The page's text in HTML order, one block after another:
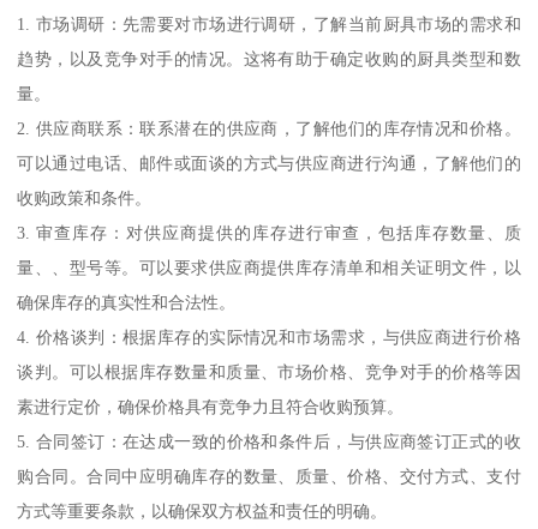
1. 市场调研：先需要对市场进行调研，了解当前厨具市场的需求和
趋势，以及竞争对手的情况。这将有助于确定收购的厨具类型和数
量。
2. 供应商联系：联系潜在的供应商，了解他们的库存情况和价格。
可以通过电话、邮件或面谈的方式与供应商进行沟通，了解他们的
收购政策和条件。
3. 审查库存：对供应商提供的库存进行审查，包括库存数量、质
量、、型号等。可以要求供应商提供库存清单和相关证明文件，以
确保库存的真实性和合法性。
4. 价格谈判：根据库存的实际情况和市场需求，与供应商进行价格
谈判。可以根据库存数量和质量、市场价格、竞争对手的价格等因
素进行定价，确保价格具有竞争力且符合收购预算。
5. 合同签订：在达成一致的价格和条件后，与供应商签订正式的收
购合同。合同中应明确库存的数量、质量、价格、交付方式、支付
方式等重要条款，以确保双方权益和责任的明确。